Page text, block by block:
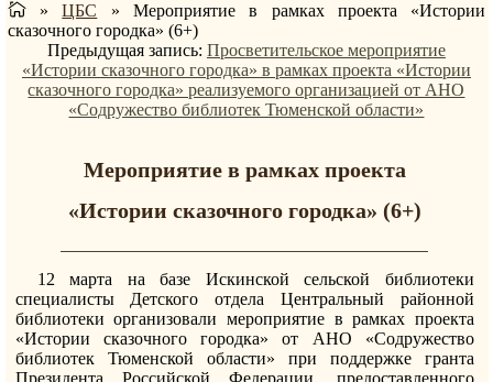
» ЦБС » Мероприятие в рамках проекта «Истории
сказочного городка» (6+)
Предыдущая запись: Просветительское мероприятие
«Истории сказочного городка» в рамках проекта «Истории
сказочного городка» реализуемого организацией от АНО
«Содружество библиотек Тюменской области»
Мероприятие в рамках проекта
«Истории сказочного городка» (6+)
12 марта на базе Искинской сельской библиотеки
специалисты Детского отдела Центральный районной
библиотеки организовали мероприятие в рамках проекта
«Истории сказочного городка» от АНО «Содружество
библиотек Тюменской области» при поддержке гранта
Президента Российской Федерации, предоставленного